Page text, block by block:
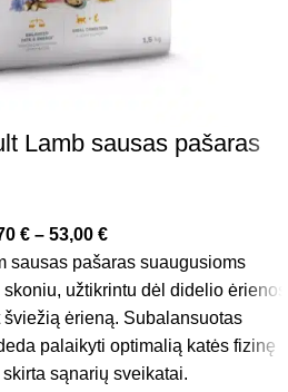
Lamb sausas pašaras
€ – 53,00 €
sausas pašaras suaugusioms
užtikrintu dėl didelio ėrienos
ėrieną. Subalansuotas
palaikyti optimalią katės fizinę
sąnarių sveikatai.